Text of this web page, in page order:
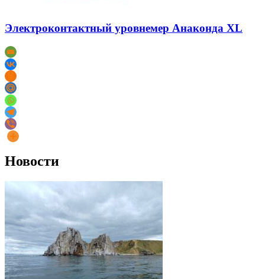
Электроконтактный уровнемер Анаконда XL
Новости